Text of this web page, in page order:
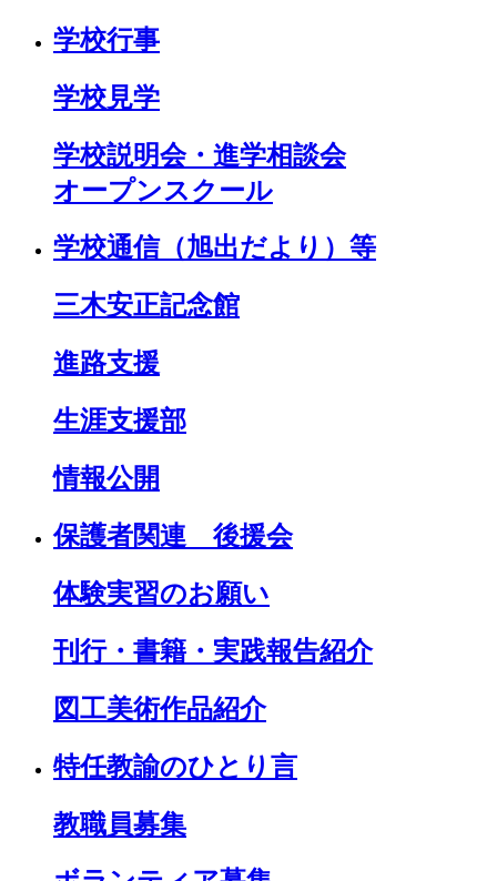
学校行事
学校見学
学校説明会・進学相談会
オープンスクール
学校通信（旭出だより）等
三木安正記念館
進路支援
生涯支援部
情報公開
保護者関連 後援会
体験実習のお願い
刊行・書籍・実践報告紹介
図工美術作品紹介
特任教諭のひとり言
教職員募集